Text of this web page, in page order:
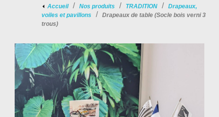
Accueil Nos produits TRADITION
Drapeaux,
voiles et pavillons
Drapeaux de table (Socle bois verni 3
trous)